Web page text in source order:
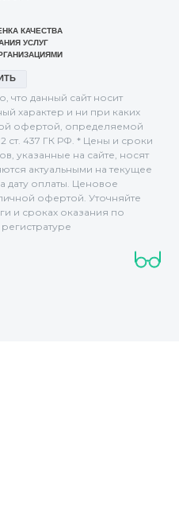
данный сайт носит
характер и ни при каких
офертой, определяемой
437 ГК РФ. * Цены и сроки
указанные на сайте, носят
актуальными на текущее
дату оплаты. Ценовое
офертой. Уточняйте
и сроках оказания по